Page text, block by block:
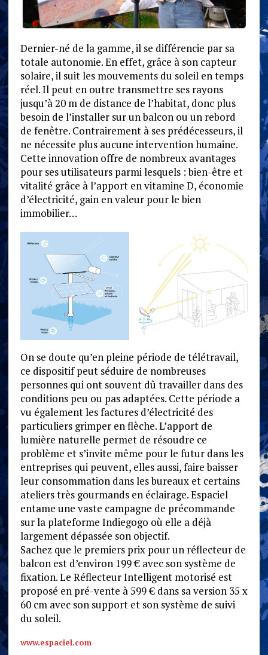
Dernier-né de la gamme, il se différencie par sa
totale autonomie. En effet, grâce à son capteur
solaire, il suit les mouvements du soleil en temps
réel. Il peut en outre transmettre ses rayons
jusqu’à 20 m de distance de l’habitat, donc plus
besoin de l’installer sur un balcon ou un rebord
de fenêtre. Contrairement à ses prédécesseurs, il
ne nécessite plus aucune intervention humaine.
Cette innovation offre de nombreux avantages
pour ses utilisateurs parmi lesquels : bien-être et
vitalité grâce à l’apport en vitamine D, économie
d’électricité, gain en valeur pour le bien
immobilier…
On se doute qu’en pleine période de télétravail,
ce dispositif peut séduire de nombreuses
personnes qui ont souvent dû travailler dans des
conditions peu ou pas adaptées. Cette période a
vu également les factures d’électricité des
particuliers grimper en flèche. L’apport de
lumière naturelle permet de résoudre ce
problème et s’invite même pour le futur dans les
entreprises qui peuvent, elles aussi, faire baisser
leur consommation dans les bureaux et certains
ateliers très gourmands en éclairage. Espaciel
entame une vaste campagne de précommande
sur la plateforme Indiegogo où elle a déjà
largement dépassée son objectif.
Sachez que le premiers prix pour un réflecteur de
balcon est d’environ 199 € avec son système de
fixation. Le Réflecteur Intelligent motorisé est
proposé en pré-vente à 599 € dans sa version 35 x
60 cm avec son support et son système de suivi
du soleil.
www.espaciel.com